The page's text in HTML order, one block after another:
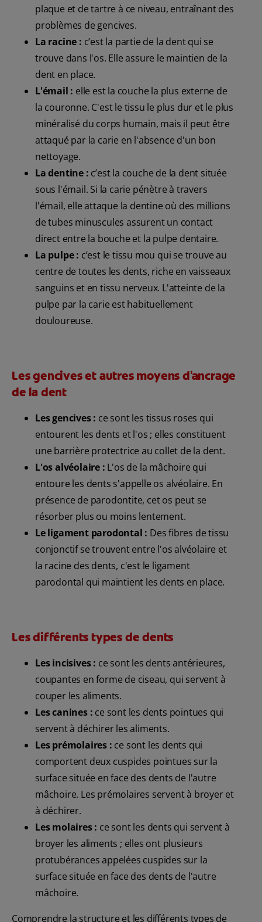
plaque et de tartre à ce niveau, entraînant des
problèmes de gencives.
La racine : c’est la partie de la dent qui se
trouve dans l'os. Elle assure le maintien de la
dent en place.
L'émail : elle est la couche la plus externe de
la couronne. C'est le tissu le plus dur et le plus
minéralisé du corps humain, mais il peut être
attaqué par la carie en l'absence d'un bon
nettoyage.
La dentine : c’est la couche de la dent située
sous l'émail. Si la carie pénètre à travers
l'émail, elle attaque la dentine où des millions
de tubes minuscules assurent un contact
direct entre la bouche et la pulpe dentaire.
La pulpe : c’est le tissu mou qui se trouve au
centre de toutes les dents, riche en vaisseaux
sanguins et en tissu nerveux. L'atteinte de la
pulpe par la carie est habituellement
douloureuse.
Les gencives et autres moyens d'ancrage
de la dent
Les gencives : ce sont les tissus roses qui
entourent les dents et l'os ; elles constituent
une barrière protectrice au collet de la dent.
L'os alvéolaire : L'os de la mâchoire qui
entoure les dents s'appelle os alvéolaire. En
présence de parodontite, cet os peut se
résorber plus ou moins lentement.
Le ligament parodontal : Des fibres de tissu
conjonctif se trouvent entre l'os alvéolaire et
la racine des dents, c'est le ligament
parodontal qui maintient les dents en place.
Les différents types de dents
Les incisives : ce sont les dents antérieures,
coupantes en forme de ciseau, qui servent à
couper les aliments.
Les canines : ce sont les dents pointues qui
servent à déchirer les aliments.
Les prémolaires : ce sont les dents qui
comportent deux cuspides pointues sur la
surface située en face des dents de l'autre
mâchoire. Les prémolaires servent à broyer et
à déchirer.
Les molaires : ce sont les dents qui servent à
broyer les aliments ; elles ont plusieurs
protubérances appelées cuspides sur la
surface située en face des dents de l'autre
mâchoire.
Comprendre la structure et les différents types de